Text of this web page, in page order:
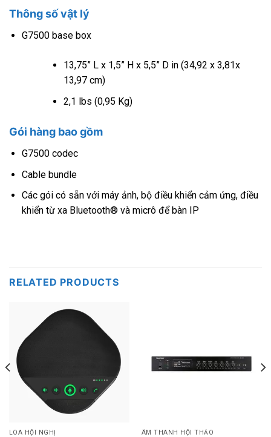
Thông số vật lý
G7500 base box
13,75” L x 1,5” H x 5,5” D in (34,92 x 3,81x
13,97 cm)
2,1 lbs (0,95 Kg)
Gói hàng bao gồm
G7500 codec
Cable bundle
Các gói có sẵn với máy ảnh, bộ điều khiển cảm ứng, điều
khiển từ xa Bluetooth® và micrô để bàn IP
RELATED PRODUCTS
LOA HỘI NGHỊ ÂM THANH HỘI THẢO